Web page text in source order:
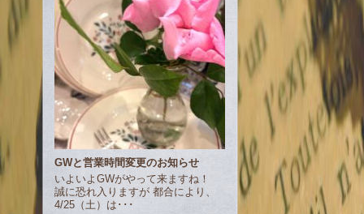
GWと営業時間変更のお知らせ
いよいよGWがやって来ますね！
誠に恐れ入りますが 都合により、
4/25（土）は･･･